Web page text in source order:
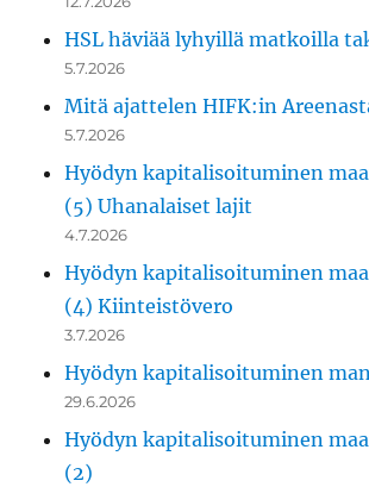
HSL häviää lyhyillä matkoilla
5.7.2026
Mitä ajattelen HIFK:in
5.7.2026
Hyödyn kapitalisoituminen
(5) Uhanalaiset lajit
4.7.2026
Hyödyn kapitalisoituminen
(4) Kiinteistövero
3.7.2026
Hyödyn kapitalisoituminen
29.6.2026
Hyödyn kapitalisoituminen
(2)